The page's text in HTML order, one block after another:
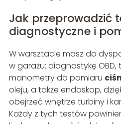
Jak przeprowadzić
diagnostyczne i
W warsztacie masz do
w garażu: diagnostykę OBD,
manometry do pomiaru
oleju, a także endoskop,
obejrzeć wnętrze turbiny i
Każdy z tych testów